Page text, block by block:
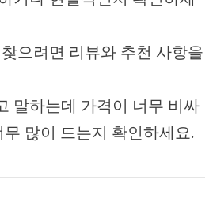
으려면 리뷰와 추천 사항을
말하는데 가격이 너무 비싸
많이 드는지 확인하세요.